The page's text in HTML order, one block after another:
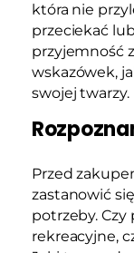
która nie
przeciekać
przyjemność
wskazówek,
swojej twarzy.
Przed
zastanowić
potrzeby.
rekreacyjne,